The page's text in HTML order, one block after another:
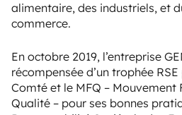
alimentaire, des industriels, et
commerce.
En octobre 2019, l’entreprise
récompensée d’un trophée
Comté et le MFQ – Mouvement
Qualité – pour ses bonnes